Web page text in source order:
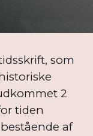
som
2
tiden
af